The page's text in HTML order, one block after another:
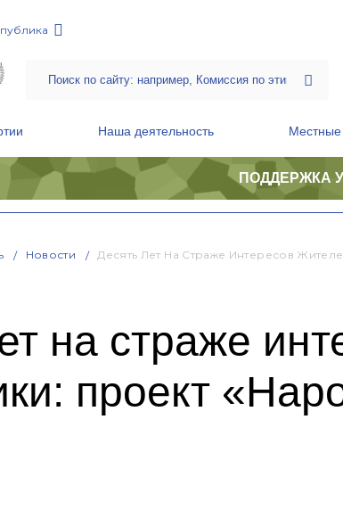
Наша деятельность Местные
ПОДДЕРЖКА
Новости Десять Лет На Страже Интересов
на страже
проект